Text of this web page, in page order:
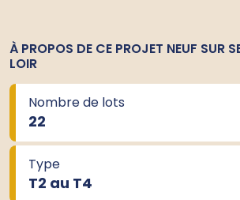
À PROPOS DE CE PROJET NEUF SUR
LOIR
Nombre de lots
22
Type
T2 au T4